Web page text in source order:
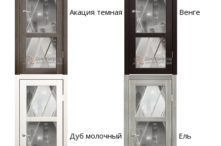
Акация темная Венге
Дуб молочный Ель